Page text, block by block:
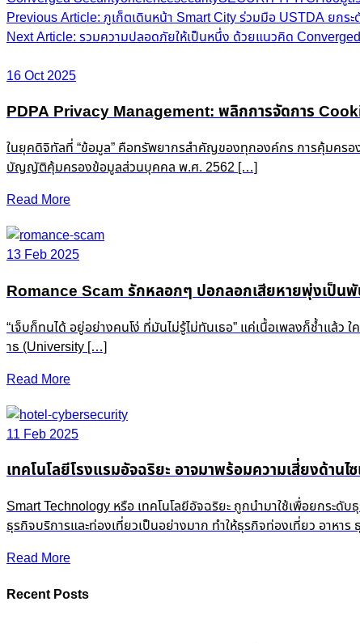
Post
navigation
Previous Article: ภูเก็ตเดินหน้า Smart City ร่วมมือ USTDA ยกร
Next Article: รวมความปลอดภัยให้เป็นหนึ่ง ด้วยแนวคิด
16 Oct 2025
PDPA Privacy Management: พลิกการจัดการ
ในยุคดิจิทัลที่ “ข้อมูล” คือทรัพยากรสำคัญของทุกองค์กร การคุ้มครอง
บัญญัติคุ้มครองข้อมูลส่วนบุคคล พ.ศ. 2562 […]
Read More
13 Feb 2025
Romance Scam รักหลอกๆ ปอกลอกเสียหายพุ่งเป็น
“เจ็บก็ทนได้ อยู่อย่างคนโง่ ที่มันไม่รู้ไม่ทันเธอ” แค่เนื้อเพลงก็ช้ำแล้
าธ (University […]
Read More
11 Feb 2025
เทคโนโลยีโรงแรมอัจฉริยะ อาจมาพร้อมความเสี่ยงด้านไ
Smart Technology หรือ เทคโนโลยีอัจฉริยะ ถูกนำมาใช้เพื่อยกระ
ธุรกิจบริการและท่องเที่ยวเป็นอย่างมาก ทำให้ธุรกิจท่องเที่ยว อาหา
Read More
Recent Posts